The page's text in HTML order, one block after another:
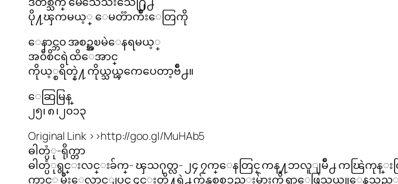
ပို႔ၾကမယ့္ ေမတၱာက်ိဳးေတြကို
ေနာင္ဘ၀ အစဥ္အၿမဲေနရမယ့္
အ၀ီစိငရဲ ထိေအာင္
ကိုယ့္စရိတ္နဲ႔ ကိုယ္သယ္ၾကေပေတာ့ဗ်ိဳ႕။
ေဆြမြန္
၂၅၊ ၈ ၊၂၀၁၃
Original Link >>http://goo.gl/MuHAb5
ဓါတ္ပံု-ရိုက္တာ
ဓါတ္ပံုရွင္းလင္းခ်က္- ၾသဂုတ္လ- ၂၄ ၇က္ေနတြင္ ကန္႔ဘလူျမိဳ႕ ကၽြဲကုန္းတြ
ကာင့္ မီးေလာင္ျပင္မွ ၄င္းတို႔ရဲ႕ က်န္ရစ္ပစၥည္းမ်ားကို ရွာေဖြသယ္ယူေနသည့္ မ